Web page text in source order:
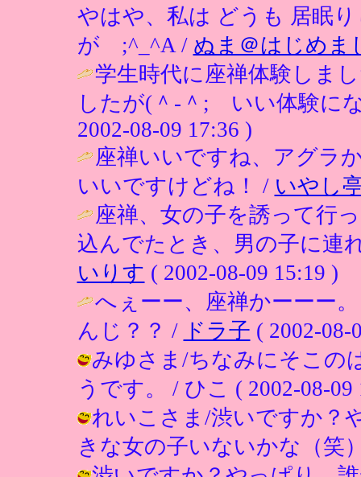
やはや、私は どうも 居眠
が ;^_^A / ぬま＠はじめ
学生時代に座禅体験しま
したが(＾-＾; いい体験に
2002-08-09 17:36 )
座禅いいですね、アグラ
いいですけどね！ / いやし
座禅、女の子を誘って行
込んでたとき、男の子に連
いりす ( 2002-08-09 15:19 )
へぇーー、座禅かーーー
んじ？？ / ドラ子 ( 2002-08-
みゆさま/ちなみにそこの
うです。 / ひこ ( 2002-08-09
れいこさま/渋いですか？
きな女の子いないかな（笑